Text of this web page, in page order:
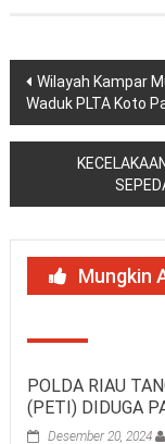
Navigasi
pos
Wilayah Kampar
Waduk PLTA Koto
Mungkin
POLDA RIAU
(PETI) DIDUGA
Desember 20, 2024